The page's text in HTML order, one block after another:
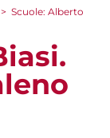
> Scuole: Alberto